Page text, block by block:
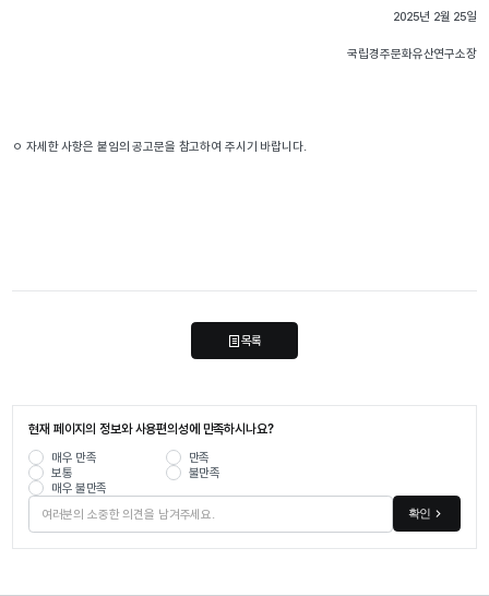
2025년 2월 25일
국립경주문화유산연구소장
ㅇ 자세한 사항은 붙임의 공고문을 참고하여 주시기 바랍니다.
목록
현재 페이지의 정보와 사용편의성에 만족하시나요?
매우 만족
만족
보통
불만족
매우 불만족
확인